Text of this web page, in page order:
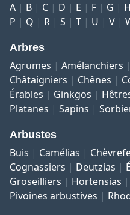
A B C D E F G H
P
Q R S T U V
Arbres
Agrumes Amélanchiers
Châtaigniers
Chênes
Érables
Ginkgos
Platanes
Sapins
Arbustes
Buis Camélias
Cognassiers
Deutzias
Groseilliers
Hortensias
Pivoines arbustives